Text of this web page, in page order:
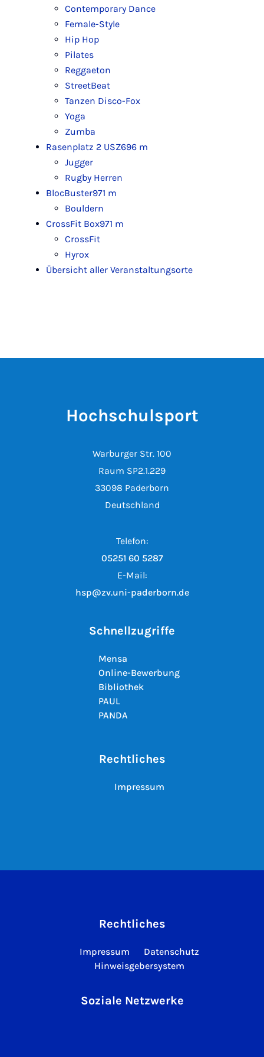
Contemporary Dance
Female-Style
Hip Hop
Pilates
Reggaeton
StreetBeat
Tanzen Disco-Fox
Yoga
Zumba
Rasenplatz 2 USZ696 m
Jugger
Rugby Herren
BlocBuster971 m
Bouldern
CrossFit Box971 m
CrossFit
Hyrox
Übersicht aller Veranstaltungsorte
Hochschulsport
Warburger Str. 100
Raum SP2.1.229
33098 Paderborn
Deutschland
Telefon:
05251 60 5287
E-Mail:
hsp@zv.uni-paderborn.de
Schnellzugriffe
Mensa
Online-Bewerbung
Bibliothek
PAUL
PANDA
Rechtliches
Impressum
Rechtliches
Impressum
Datenschutz
Hinweisgebersystem
Soziale Netzwerke